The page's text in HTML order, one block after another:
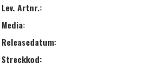
Lev. Artnr.:
Media:
Releasedatum:
Streckkod: